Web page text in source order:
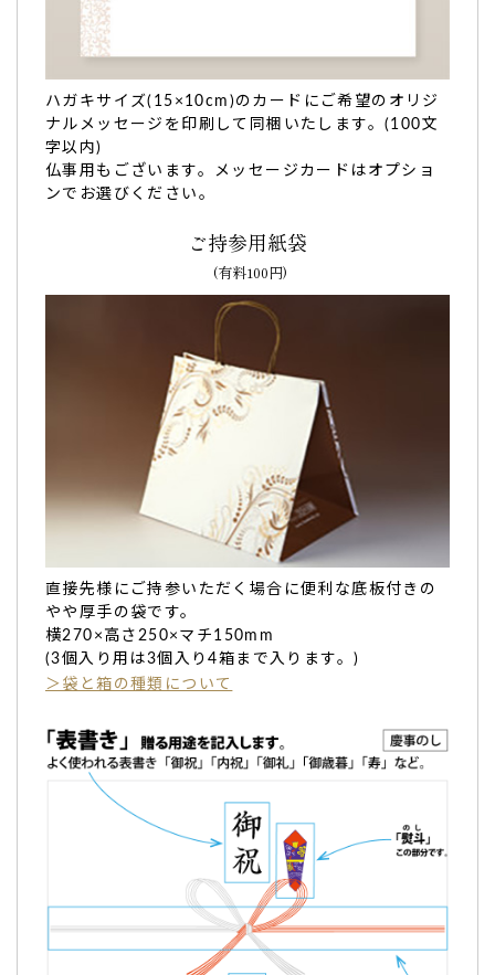
い」との声をもらいました。
よくあるバームクーヘンのパサパサ感はなく、
世田谷文の菓さんにお願いして正解でした。また機会があり
ましたらよろしくお願いします。（なおみ様）
ご購入頂いた商品：
ウムクーヘン(グリーン・エンブレム風/10個入り)
バームクーヘンは先の見通しがよいとのことで大変
お喜びいただきました。
このたびはスムーズに納品いただきありがとうございまし
取引先のオフィス開設のお祝い用
でお願いしました。
バームクーヘンは先の見通しがよいとのことで大変お喜びい
ただきました。
ご連絡も丁寧、迅速でメールだけのやりとりでしたが安心し
てお願いできました。（アップルパイ様）
ご購入頂いた商品：オリジナル名入れ・メッセージ入れ小バ
ウムクーヘン（10個入り）
いつも、わあ〜っと声が出て喜ばれます。
時に何度か購入させていただきました。いつ
も、わあ〜っと声が出て喜ばれます。（パープル様）
オリジナル名入れ・メッセージ入れ小バ
ウムクーヘン（10個入り）
ハガキサイズ(15×10cm)のカードにご希望のオリジ
ナルメッセージを印刷して同梱いたします。(100文
字以内)
仏事用もございます。メッセージカードはオプショ
ンでお選びください。
ご持参用紙袋
(有料100円)
直接先様にご持参いただく場合に便利な底板付きの
やや厚手の袋です。
横270×高さ250×マチ150mm
(3個入り用は3個入り4箱まで入ります。)
＞袋と箱の種類について